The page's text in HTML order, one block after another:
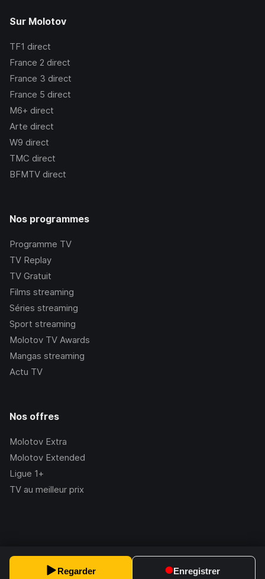
Regarder Enregistrer
Sur Molotov
TF1 direct
France 2 direct
France 3 direct
France 5 direct
M6+ direct
Arte direct
W9 direct
TMC direct
BFMTV direct
Nos programmes
Programme TV
TV Replay
TV Gratuit
Films streaming
Séries streaming
Sport streaming
Molotov TV Awards
Mangas streaming
Actu TV
Nos offres
Molotov Extra
Molotov Extended
Ligue 1+
TV au meilleur prix
2.228.1